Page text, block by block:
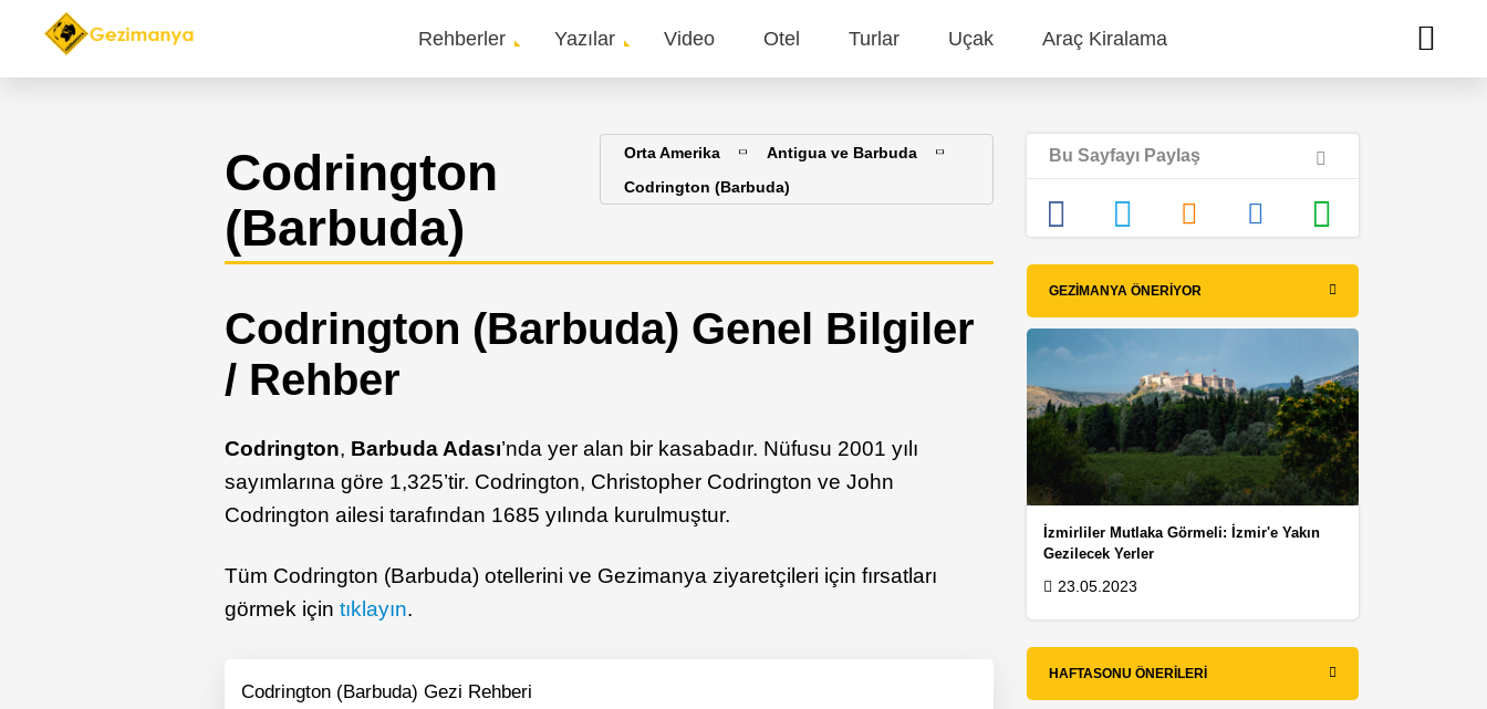
Main
Rehberler Yazılar Video Otel Turlar Uçak Araç Kiralama
Codrington
(Barbuda)
Orta Amerika
Antigua ve Barbuda
Codrington (Barbuda)
Codrington (Barbuda) Genel Bilgiler
/ Rehber
Codrington, Barbuda Adası’nda yer alan bir kasabadır. Nüfusu 2001 yılı
sayımlarına göre 1,325’tir. Codrington, Christopher Codrington ve John
Codrington ailesi tarafından 1685 yılında kurulmuştur.
Tüm Codrington (Barbuda) otellerini ve Gezimanya ziyaretçileri için fırsatları
görmek içintıklayın.
Codrington (Barbuda) Gezi Rehberi
Bu Sayfayı Paylaş
GEZIMANYA ÖNERIYOR
İzmirliler Mutlaka Görmeli: İzmir'e Yakın
Gezilecek Yerler
23.05.2023
HAFTASONU ÖNERILERI